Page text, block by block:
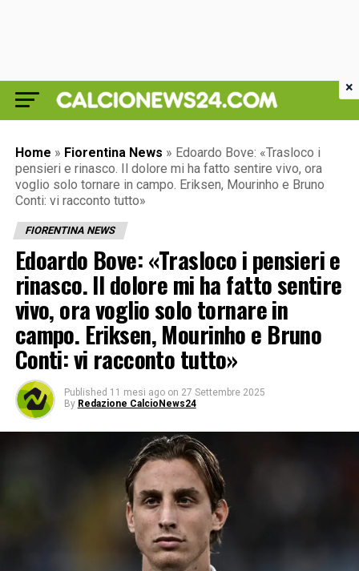
Home » Fiorentina News » Edoardo Bove: «Trasloco i
pensieri e rinasco. Il dolore mi ha fatto sentire vivo, ora
voglio solo tornare in campo. Eriksen, Mourinho e Bruno
Conti: vi racconto tutto»
FIORENTINA NEWS
Edoardo Bove: «Trasloco i pensieri e
rinasco. Il dolore mi ha fatto sentire
vivo, ora voglio solo tornare in
campo. Eriksen, Mourinho e Bruno
Conti: vi racconto tutto»
Published 11 mesi ago on 27 Settembre 2025
By Redazione CalcioNews24
×